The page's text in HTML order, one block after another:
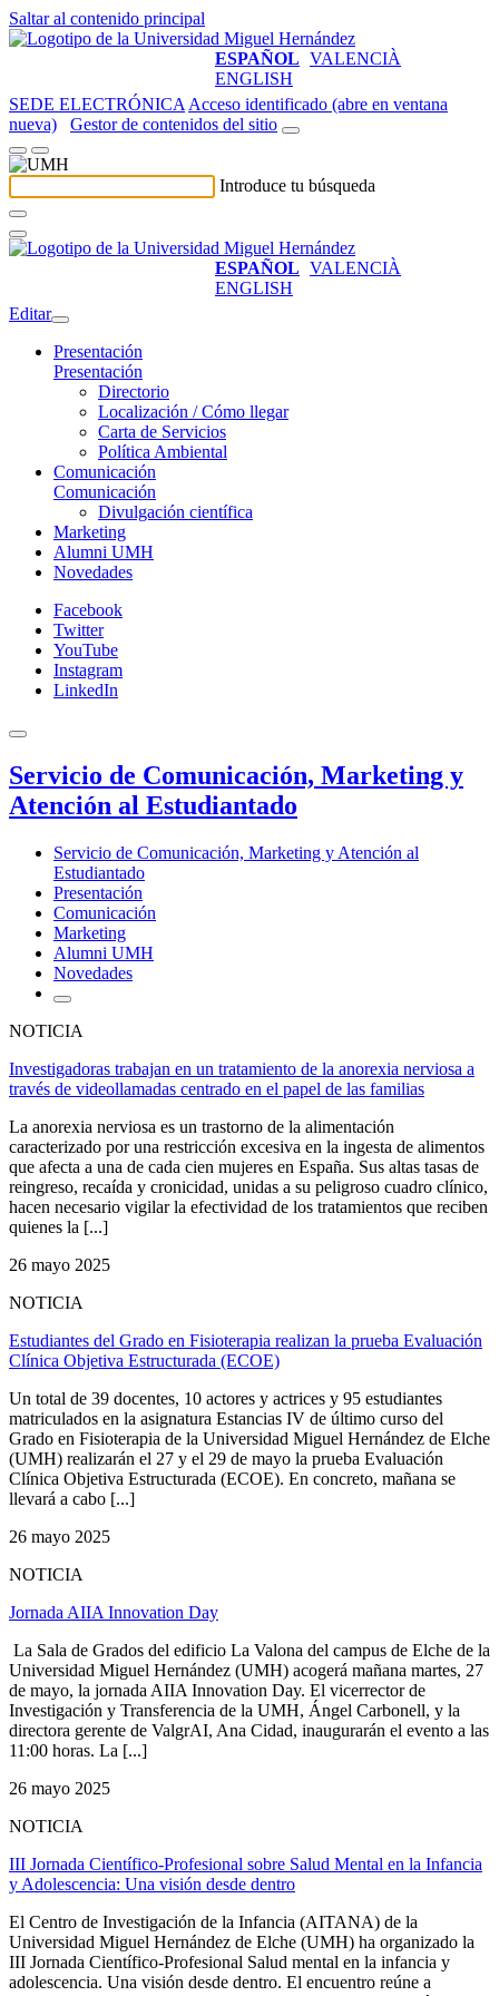
Saltar al contenido principal
ESPAÑOL VALENCIÀ
ENGLISH
SEDE ELECTRÓNICA Acceso identificado (abre en ventana
nueva)
Gestor de contenidos del sitio
Introduce tu búsqueda
ESPAÑOL VALENCIÀ
ENGLISH
Editar
Presentación
Presentación
Directorio
Localización / Cómo llegar
Carta de Servicios
Política Ambiental
Comunicación
Comunicación
Divulgación científica
Marketing
Alumni UMH
Novedades
Facebook
Twitter
YouTube
Instagram
LinkedIn
Servicio de Comunicación, Marketing y
Atención al Estudiantado
Servicio de Comunicación, Marketing y Atención al
Estudiantado
Presentación
Comunicación
Marketing
Alumni UMH
Novedades
NOTICIA
Investigadoras trabajan en un tratamiento de la anorexia nerviosa a
través de videollamadas centrado en el papel de las familias
La anorexia nerviosa es un trastorno de la alimentación
caracterizado por una restricción excesiva en la ingesta de alimentos
que afecta a una de cada cien mujeres en España. Sus altas tasas de
reingreso, recaída y cronicidad, unidas a su peligroso cuadro clínico,
hacen necesario vigilar la efectividad de los tratamientos que reciben
quienes la [...]
26 mayo 2025
NOTICIA
Estudiantes del Grado en Fisioterapia realizan la prueba Evaluación
Clínica Objetiva Estructurada (ECOE)
Un total de 39 docentes, 10 actores y actrices y 95 estudiantes
matriculados en la asignatura Estancias IV de último curso del
Grado en Fisioterapia de la Universidad Miguel Hernández de Elche
(UMH) realizarán el 27 y el 29 de mayo la prueba Evaluación
Clínica Objetiva Estructurada (ECOE). En concreto, mañana se
llevará a cabo [...]
26 mayo 2025
NOTICIA
Jornada AIIA Innovation Day
La Sala de Grados del edificio La Valona del campus de Elche de la
Universidad Miguel Hernández (UMH) acogerá mañana martes, 27
de mayo, la jornada AIIA Innovation Day. El vicerrector de
Investigación y Transferencia de la UMH, Ángel Carbonell, y la
directora gerente de ValgrAI, Ana Cidad, inaugurarán el evento a las
11:00 horas. La [...]
26 mayo 2025
NOTICIA
III Jornada Científico-Profesional sobre Salud Mental en la Infancia
y Adolescencia: Una visión desde dentro
El Centro de Investigación de la Infancia (AITANA) de la
Universidad Miguel Hernández de Elche (UMH) ha organizado la
III Jornada Científico-Profesional Salud mental en la infancia y
adolescencia. Una visión desde dentro. El encuentro reúne a